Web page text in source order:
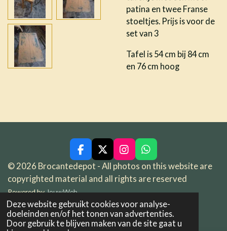
Deze website gebruikt cookies voor analyse-
doeleinden en/of het tonen van advertenties.
Door gebruik te blijven maken van de site gaat u
patina en twee Franse
stoeltjes. Prijs is voor de
set van 3
Tafel is 54 cm bij 84 cm
en 76 cm hoog
F
a
c
e
b
o
o
k
X
I
n
t
a
g
r
a
W
h
t
s
A
p
p
© 2026 Brocantedepot - All photos on this website are
copyrighted material and all rights are reserved
Powered byJouwWeb